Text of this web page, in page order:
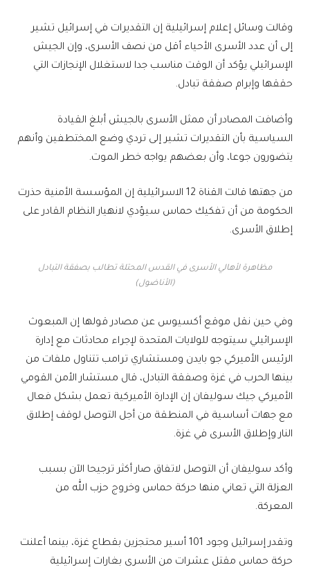
وقالت وسائل إعلام إسرائيلية إن التقديرات في إسرائيل تشير
إلى أن عدد الأسرى الأحياء أقل من نصف الأسرى، وإن الجيش
الإسرائيلي يؤكد أن الوقت مناسب جدا لاستغلال الإنجازات التي
حققها وإبرام صفقة تبادل.
وأضافت المصادر أن ممثل الأسرى بالجيش أبلغ القيادة
السياسية بأن التقديرات تشير إلى تردي وضع المختطفين وأنهم
يتضورون جوعا، وأن بعضهم يواجه خطر الموت.
من جهتها قالت القناة 12 الاسرائيلية إن المؤسسة الأمنية حذرت
الحكومة من أن تفكيك حماس سيؤدي لانهيار النظام القادر على
إطلاق الأسرى.
مظاهرة لأهالي الأسرى في القدس المحتلة تطالب بصفقة التبادل
(الأناضول)
وفي حين نقل موقع أكسيوس عن مصادر قولها إن المبعوث
الإسرائيلي سيتوجه للولايات المتحدة لإجراء محادثات مع إدارة
الرئيس الأميركي جو بايدن ومستشاري ترامب تتناول ملفات من
بينها الحرب في غزة وصفقة التبادل، قال مستشار الأمن القومي
الأميركي جيك سوليفان إن الإدارة الأميركية تعمل بشكل فعال
مع جهات أساسية في المنطقة من أجل التوصل لوقف إطلاق
النار وإطلاق الأسرى في غزة.
وأكد سوليفان أن التوصل لاتفاق صار أكثر ترجيحا الآن بسبب
العزلة التي تعاني منها حركة حماس وخروج حزب الله من
المعركة.
وتقدر إسرائيل وجود 101 أسير محتجزين بقطاع غزة، بينما أعلنت
حركة حماس مقتل عشرات من الأسرى بغارات إسرائيلية